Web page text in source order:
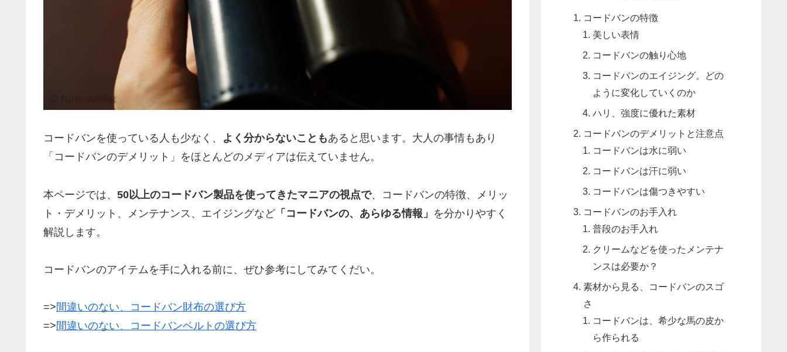
コードバンを使っている人も少なく、 よく分からないこともあると思います。大人の事情もあり
「コードバンのデメリット」をほとんどのメディアは伝えていません。
本ページでは、 50以上のコードバン製品を使ってきたマニアの視点で、コードバンの特徴、メリッ
ト・デメリット、メンテナンス、エイジングなど 「コードバンの、あらゆる情報」 を分かりやすく
解説します。
コードバンのアイテムを手に入れる前に、ぜひ参考にしてみてくだい。
=>間違いのない、コードバン財布の選び方
=>間違いのない、コードバンベルトの選び方
コードバンの特徴
美しい表情
コードバンの触り心地
コードバンのエイジング。どの
ように変化していくのか
ハリ、強度に優れた素材
コードバンのデメリットと注意点
コードバンは水に弱い
コードバンは汗に弱い
コードバンは傷つきやすい
コードバンのお手入れ
普段のお手入れ
クリームなどを使ったメンテナ
ンスは必要か？
素材から見る、コードバンのスゴ
さ
コードバンは、希少な馬の皮か
ら作られる